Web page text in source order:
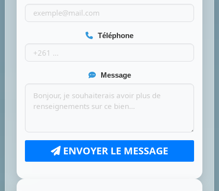
Téléphone
Message
ENVOYER LE MESSAGE